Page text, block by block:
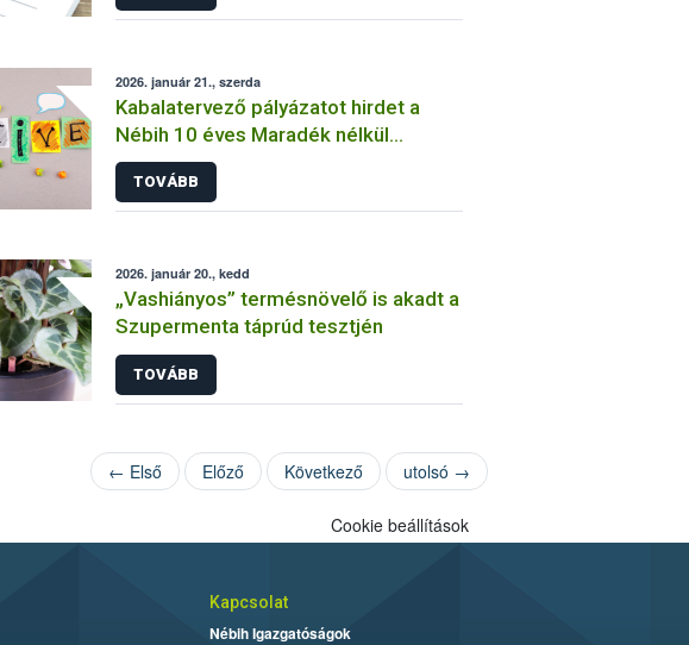
2026. január 21., szerda
Kabalatervező pályázatot hirdet a
Nébih 10 éves Maradék nélkül
programja
TOVÁBB
2026. január 20., kedd
„Vashiányos” termésnövelő is akadt a
Szupermenta táprúd tesztjén
TOVÁBB
← Első Előző Következő utolsó →
Cookie beállítások
Kapcsolat
Nébih Igazgatóságok